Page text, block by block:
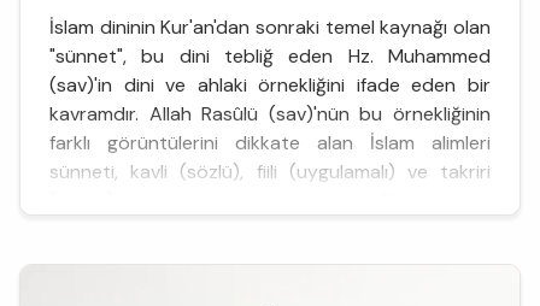
İslam dininin Kur'an'dan sonraki temel kaynağı olan
"sünnet", bu dini tebliğ eden Hz. Muhammed
(sav)'in dini ve ahlaki örnekliğini ifade eden bir
kavramdır. Allah Rasûlü (sav)'nün bu örnekliğinin
farklı görüntülerini dikkate alan İslam alimleri
sünneti, kavli (sözlü), fiili (uygulamalı) ve takriri